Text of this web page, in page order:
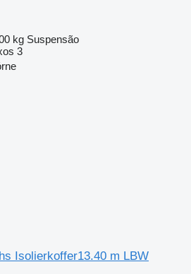
kg Suspensão
3
Isolierkoffer13.40 m LBW